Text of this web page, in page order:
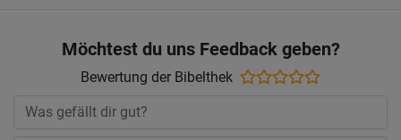
Möchtest du uns Feedback geben?
Bewertung der Bibelthek